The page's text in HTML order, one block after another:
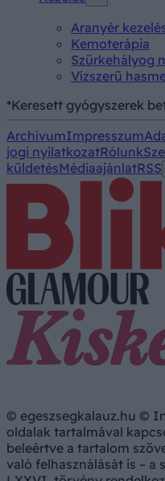
Aranyér
Kemoterápia
Szürkehályog
Vízszerű
*Keresett gyógyszerek
ArchívumImpresszum
jogi nyilatkozatRólunk
küldetésMédiaajánlatRSS
© egeszsegkalauz.hu ©
oldalak tartalmával
beleértve a tartalom
való felhasználását is – a